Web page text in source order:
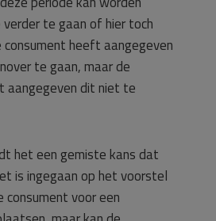
te gaan of hier toch
heeft aangegeven
te gaan, maar de
aangegeven dit niet te
het een gemiste kans dat
is ingegaan op het voorstel
consument voor een